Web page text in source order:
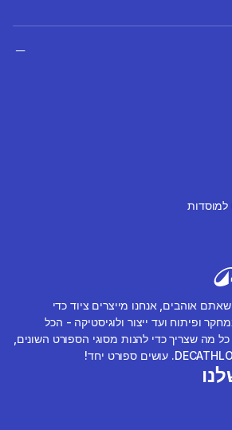
אוהבים, אנחנו מייצרים ציוד כדי
ופיתוח ועד ייצור ולוגיסטיקה - הכל
מה שצריך כדי להנות מסוגי הספורט השונים,